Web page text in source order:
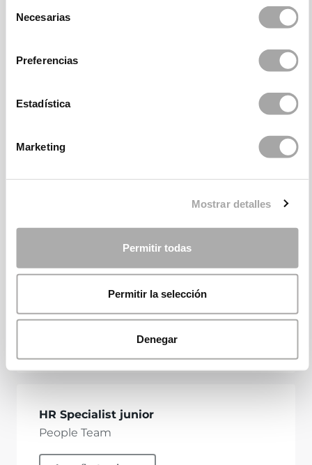
Necesarias
Preferencias
Estadística
Marketing
Mostrar detalles
Permitir todas
Permitir la selección
Denegar